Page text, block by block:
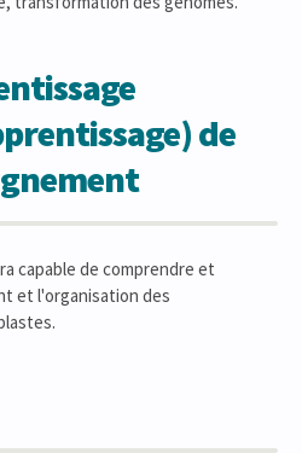
de
capable de comprendre et
et l'organisation des